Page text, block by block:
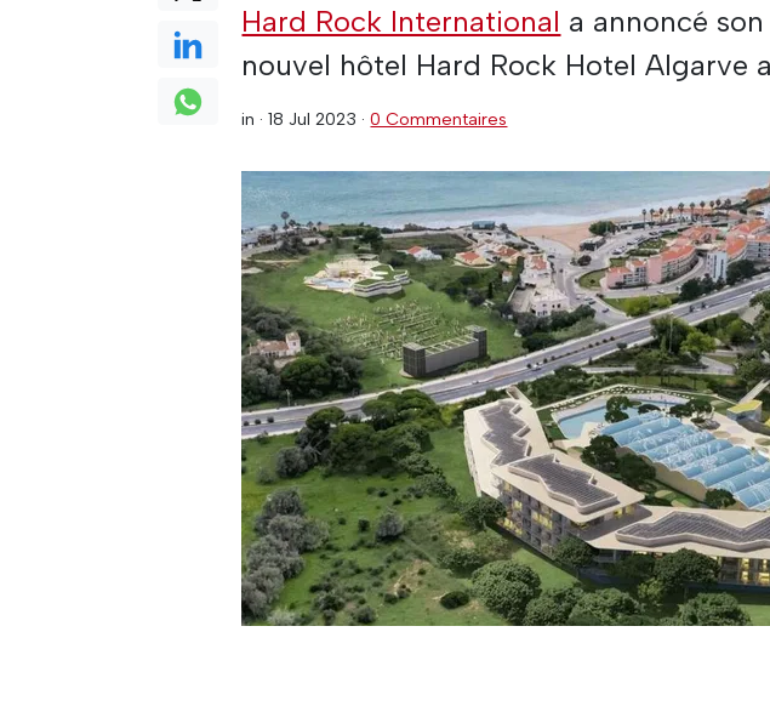
Hard Rock International a annoncé
nouvel hôtel Hard Rock Hotel Algarve
in ·18 Jul 2023 ·0 Commentaires